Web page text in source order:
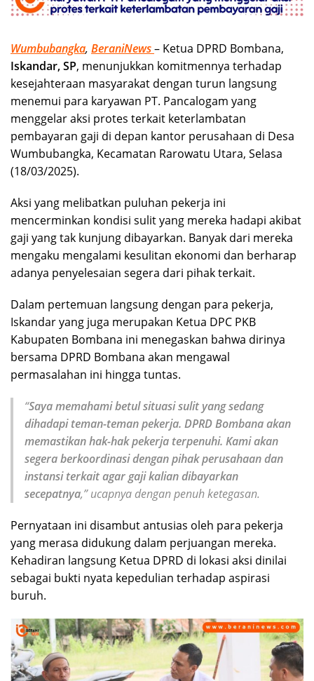
Wumbubangka, BeraniNews– Ketua DPRD Bombana,
Iskandar, SP, menunjukkan komitmennya terhadap
kesejahteraan masyarakat dengan turun langsung
menemui para karyawan PT. Pancalogam yang
menggelar aksi protes terkait keterlambatan
pembayaran gaji di depan kantor perusahaan di Desa
Wumbubangka, Kecamatan Rarowatu Utara, Selasa
(18/03/2025).
Aksi yang melibatkan puluhan pekerja ini
mencerminkan kondisi sulit yang mereka hadapi akibat
gaji yang tak kunjung dibayarkan. Banyak dari mereka
mengaku mengalami kesulitan ekonomi dan berharap
adanya penyelesaian segera dari pihak terkait.
Dalam pertemuan langsung dengan para pekerja,
Iskandar yang juga merupakan Ketua DPC PKB
Kabupaten Bombana ini menegaskan bahwa dirinya
bersama DPRD Bombana akan mengawal
permasalahan ini hingga tuntas.
“Saya memahami betul situasi sulit yang sedang
dihadapi teman-teman pekerja. DPRD Bombana akan
memastikan hak-hak pekerja terpenuhi. Kami akan
segera berkoordinasi dengan pihak perusahaan dan
instansi terkait agar gaji kalian dibayarkan
secepatnya,” ucapnya dengan penuh ketegasan.
Pernyataan ini disambut antusias oleh para pekerja
yang merasa didukung dalam perjuangan mereka.
Kehadiran langsung Ketua DPRD di lokasi aksi dinilai
sebagai bukti nyata kepedulian terhadap aspirasi
buruh.